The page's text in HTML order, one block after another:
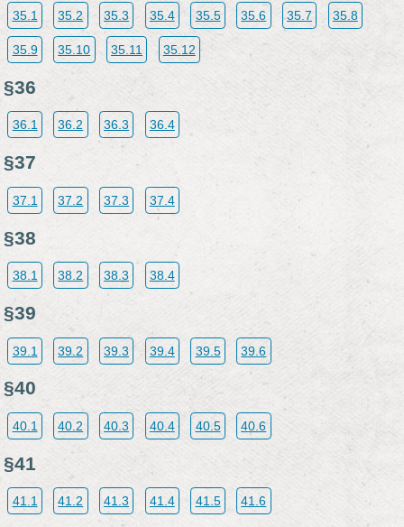
35.1 35.2 35.3 35.4 35.5 35.6 35.7 35.8
35.9 35.10 35.11 35.12
§36
36.1 36.2 36.3 36.4
§37
37.1 37.2 37.3 37.4
§38
38.1 38.2 38.3 38.4
§39
39.1 39.2 39.3 39.4 39.5 39.6
§40
40.1 40.2 40.3 40.4 40.5 40.6
§41
41.1 41.2 41.3 41.4 41.5 41.6